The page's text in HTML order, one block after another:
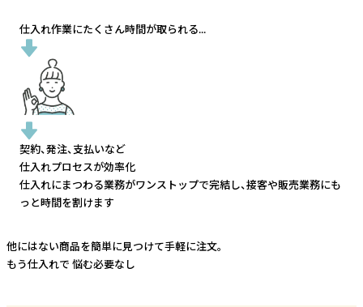
仕入れ作業にたくさん時間が取られる...
契約、発注、支払いなど
仕入れプロセスが効率化
仕入れにまつわる業務がワンストップで完結し、接客や販売業務にも
っと時間を割けます
他にはない商品を簡単に見つけて手軽に注文。
もう仕入れで 悩む必要なし